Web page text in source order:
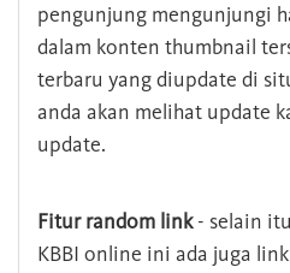
pengunjung mengunjungi
dalam konten thumbnail
terbaru yang diupdate di
anda akan melihat update
update.
Fitur random link- selain
KBBI online ini ada juga